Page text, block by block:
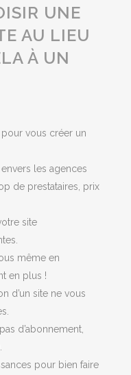
UNE
AU LIEU
À UN
pour vous créer un
les agences
de prestataires, prix
site
même en
en plus !
d’un site ne vous
d’abonnement,
pour bien faire